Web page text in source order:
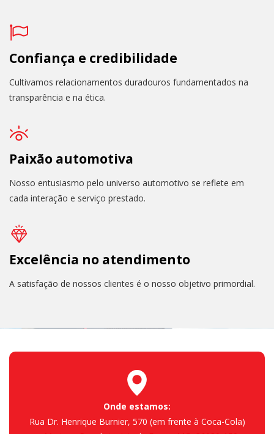
Confiança e credibilidade
Cultivamos relacionamentos duradouros fundamentados na
transparência e na ética.
Paixão automotiva
Nosso entusiasmo pelo universo automotivo se reflete em
cada interação e serviço prestado.
Excelência no atendimento
A satisfação de nossos clientes é o nosso objetivo primordial.
Onde estamos:
Rua Dr. Henrique Burnier, 570 (em frente à Coca-Cola)